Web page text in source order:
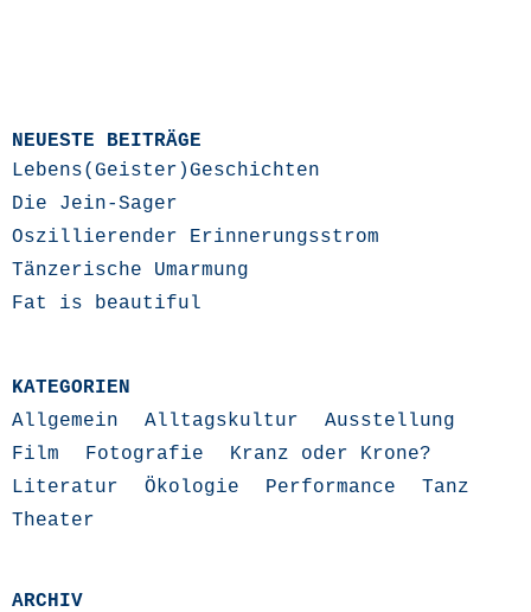
NEUESTE BEITRÄGE
Lebens(Geister)Geschichten
Die Jein-Sager
Oszillierender Erinnerungsstrom
Tänzerische Umarmung
Fat is beautiful
KATEGORIEN
Allgemein
Alltagskultur
Ausstellung
Film
Fotografie
Kranz oder Krone?
Literatur
Ökologie Performance
Tanz
Theater
ARCHIV